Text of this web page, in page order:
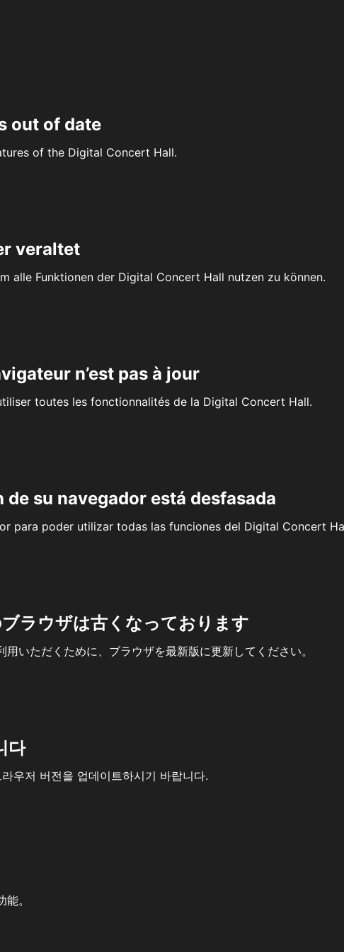
out of date
of the Digital Concert Hall.
veraltet
alle Funktionen der Digital Concert Hall nutzen zu können.
n’est pas à jour
toutes les fonctionnalités de la Digital Concert Hall.
su navegador está desfasada
para poder utilizar todas las funciones del Digital Concert
ラウザは古くなっております
いただくために、ブラウザを最新版に更新してください。
다
우저 버전을 업데이트하시기 바랍니다.
。